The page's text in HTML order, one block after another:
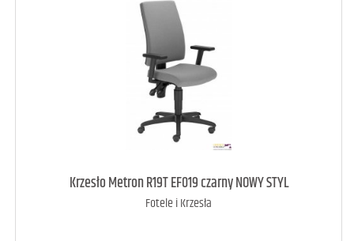
art. może być niedostępny <1
Krzesło Metron R19T EF019 czarny NOWY STYL
Fotele i Krzesła